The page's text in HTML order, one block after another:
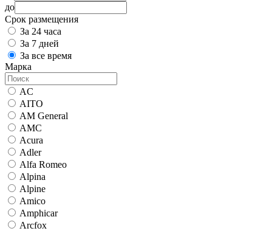
до
Срок размещения
За 24 часа
За 7 дней
За все время
Марка
AC
AITO
AM General
AMC
Acura
Adler
Alfa Romeo
Alpina
Alpine
Amico
Amphicar
Arcfox